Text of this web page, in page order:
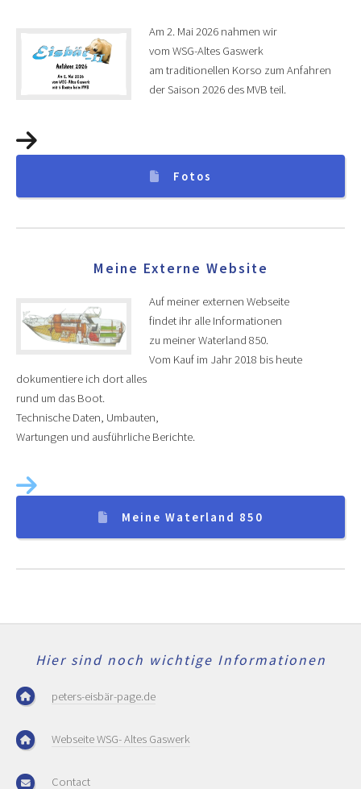
Am 2. Mai 2026 nahmen wir
vom WSG-Altes Gaswerk
am traditionellen Korso zum Anfahren
der Saison 2026 des MVB teil.
Fotos
Meine Externe Website
Auf meiner externen Webseite
findet ihr alle Informationen
zu meiner Waterland 850.
Vom Kauf im Jahr 2018 bis heute
dokumentiere ich dort alles
rund um das Boot.
Technische Daten, Umbauten,
Wartungen und ausführliche Berichte.
Meine Waterland 850
Hier sind noch wichtige Informationen
peters-eisbär-page.de
Webseite WSG- Altes Gaswerk
Contact